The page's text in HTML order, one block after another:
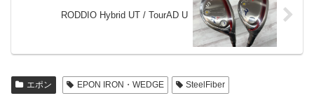
RODDIO Hybrid UT / TourAD U
エポン EPON IRON・WEDGE SteelFiber